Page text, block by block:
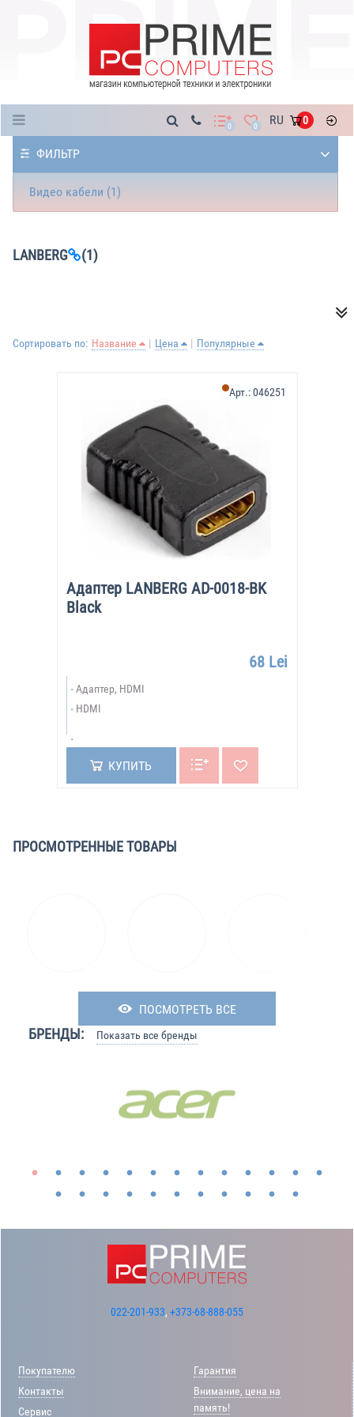
0 0 RU 0
ФИЛЬТР
Видео кабели (1)
LANBERG (1)
Сортировать по: Название Цена Популярные
Адаптер LANBERG AD-0018-BK
Black
Арт.:046251
68 Lei
Адаптер, HDMI
HDMI
КУПИТЬ
ПРОСМОТРЕННЫЕ ТОВАРЫ
ПОСМОТРЕТЬ ВСЕ
БРЕНДЫ: Показать все бренды
022-201-933, +373-68-888-055
Покупателю
Контакты
Сервис
Гарантия
Внимание, цена на
память!